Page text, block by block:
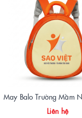
Liên hệ